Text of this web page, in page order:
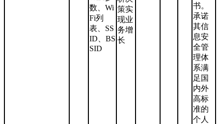
数、Wi
Fi列
表、SS
ID、BS
SID
策实
现业
务增
长
书。
承诺
其信
息安
全管
理体
系满
足国
内外
高标
准的
个人